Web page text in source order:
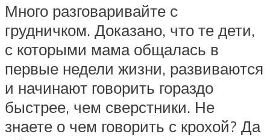
Много разговаривайте с
грудничком. Доказано, что те дети,
с которыми мама общалась в
первые недели жизни, развиваются
и начинают говорить гораздо
быстрее, чем сверстники. Не
знаете о чем говорить с крохой? Да